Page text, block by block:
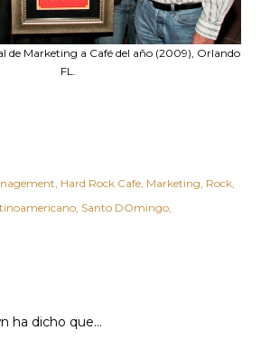
de Marketing a Café del año (2009), Orlando
FL.
Hard Rock Cafe Marketing Rock
Santo DOmingo
ha dicho que…